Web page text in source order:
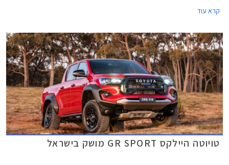
לטובת שיפור בתחומי נוחות הנסיעה והבטיחות. הדגם החדש צפוי להגיע לישראל
קרא עוד
טויוטה היילקס GR SPORT מושק בישראל